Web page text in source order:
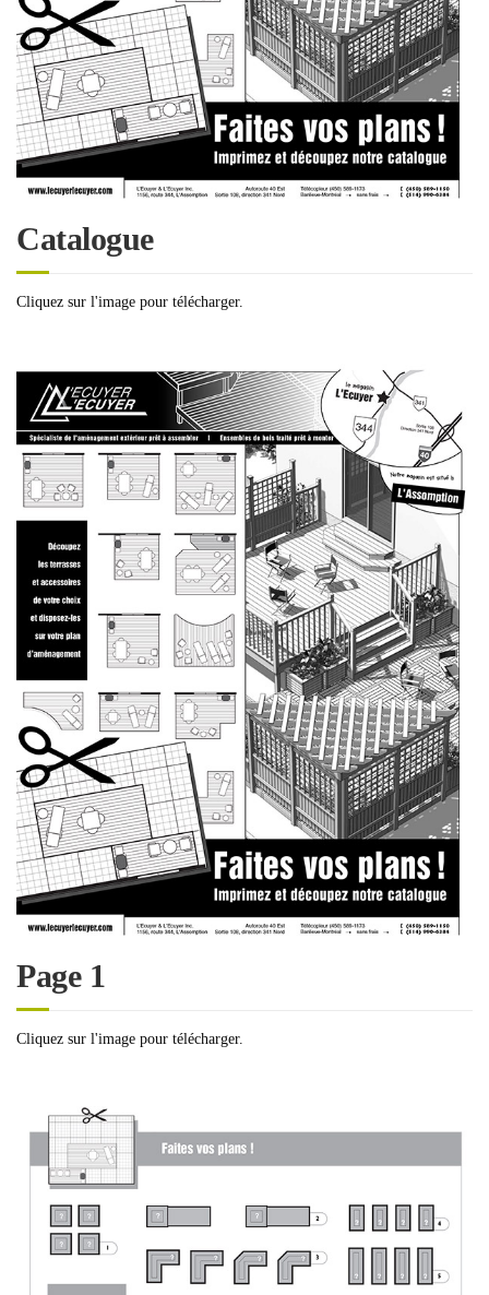
Catalogue
Cliquez sur l'image pour télécharger.
Page 1
Cliquez sur l'image pour télécharger.